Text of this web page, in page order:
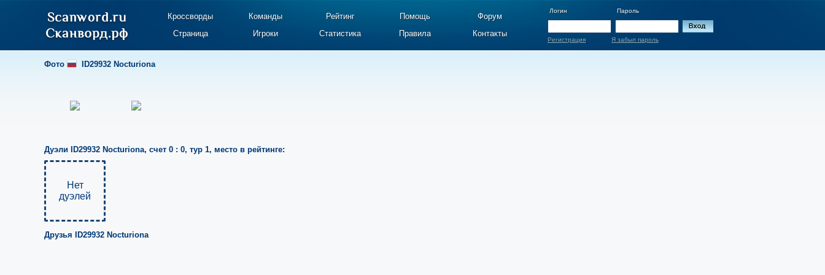
Кроссворды Команды Рейтинг Помощь
Форум
Страница
Игроки Статистика Правила Контакты
Логин Пароль
Регистрация Я забыл пароль
Фото ID29932 Nocturiona
Дуэли ID29932 Nocturiona, счет 0 : 0, тур 1, место в рейтинге:
Нет
дуэлей
Друзья ID29932 Nocturiona